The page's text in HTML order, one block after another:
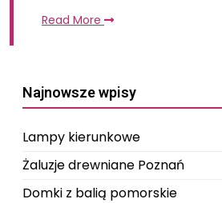
Read More
Najnowsze wpisy
Lampy kierunkowe
Żaluzje drewniane Poznań
Domki z balią pomorskie